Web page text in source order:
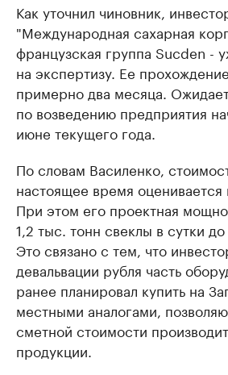
Как уточнил чиновник,
"Международная сахарная
французская группа Sucden -
на экспертизу. Ее
примерно два месяца.
по возведению предприятия
июне текущего года.
По словам Василенко,
настоящее время
При этом его проектная
1,2 тыс. тонн свеклы в сутки
Это связано с тем, что
девальвации рубля часть
ранее планировал купить на
местными аналогами,
сметной стоимости
продукции.